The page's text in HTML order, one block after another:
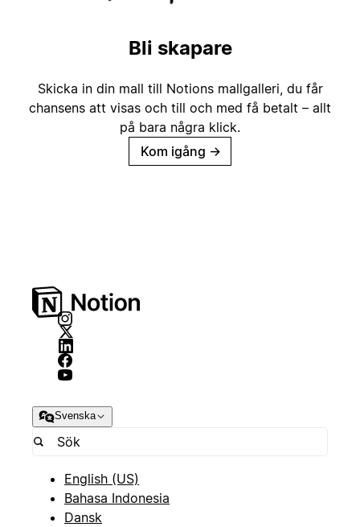
Bli skapare
Skicka in din mall till Notions mallgalleri, du får
chansens att visas och till och med få betalt – allt
på bara några klick.
Kom igång →
Svenska
English (US)
Bahasa Indonesia
Dansk